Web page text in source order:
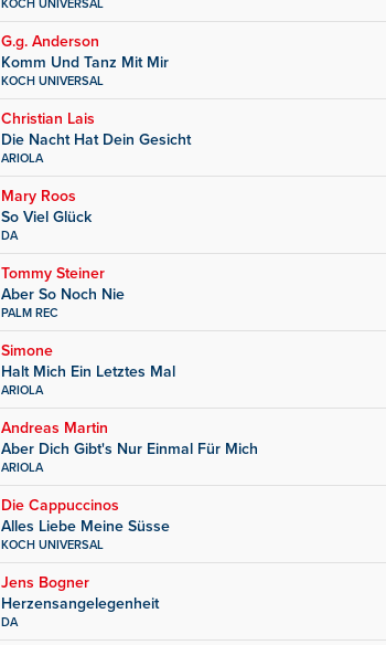
KOCH UNIVERSAL
G.g. Anderson
Komm Und Tanz Mit Mir
KOCH UNIVERSAL
Christian Lais
Die Nacht Hat Dein Gesicht
ARIOLA
Mary Roos
So Viel Glück
DA
Tommy Steiner
Aber So Noch Nie
PALM REC
Simone
Halt Mich Ein Letztes Mal
ARIOLA
Andreas Martin
Aber Dich Gibt's Nur Einmal Für Mich
ARIOLA
Die Cappuccinos
Alles Liebe Meine Süsse
KOCH UNIVERSAL
Jens Bogner
Herzensangelegenheit
DA